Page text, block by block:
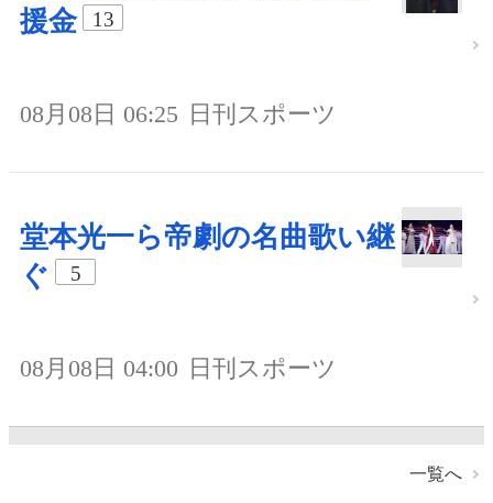
援金
13
08月08日 06:25 日刊スポーツ
堂本光一ら帝劇の名曲歌い継
ぐ
5
08月08日 04:00 日刊スポーツ
一覧へ